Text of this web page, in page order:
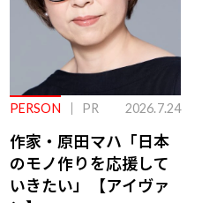
PERSON PR 2026.7.24
作家・原田マハ「日本
のモノ作りを応援して
いきたい」【アイヴァ